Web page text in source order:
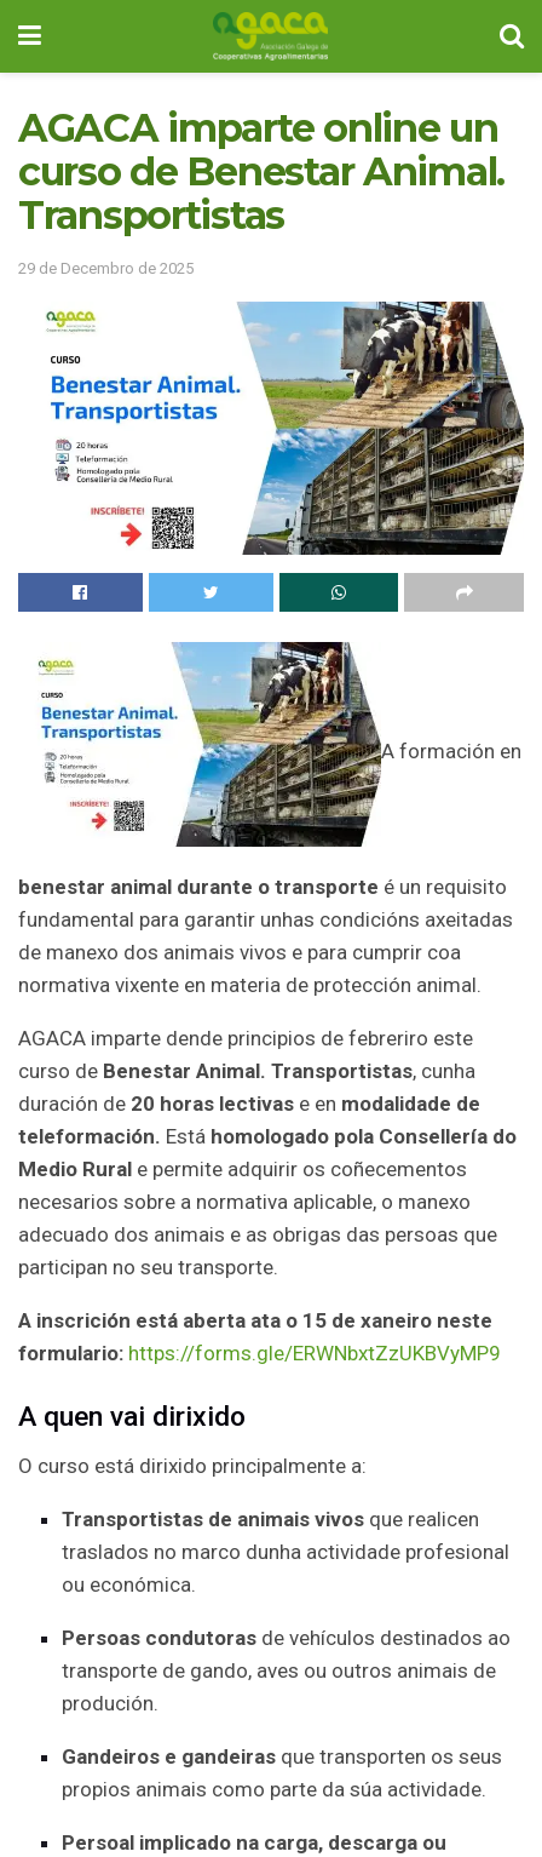
AGACA imparte online un
curso de Benestar Animal.
Transportistas
29 de Decembro de 2025
A formación en
benestar animal durante o transporte é un requisito
fundamental para garantir unhas condicións axeitadas
de manexo dos animais vivos e para cumprir coa
normativa vixente en materia de protección animal.
AGACA imparte dende principios de febreriro este
curso de Benestar Animal. Transportistas, cunha
duración de 20 horas lectivas e en modalidade de
teleformación. Está homologado pola Consellería do
Medio Rural e permite adquirir os coñecementos
necesarios sobre a normativa aplicable, o manexo
adecuado dos animais e as obrigas das persoas que
participan no seu transporte.
A inscrición está aberta ata o 15 de xaneiro neste
formulario: https://forms.gle/ERWNbxtZzUKBVyMP9
A quen vai dirixido
O curso está dirixido principalmente a:
Transportistas de animais vivos que realicen
traslados no marco dunha actividade profesional
ou económica.
Persoas condutoras de vehículos destinados ao
transporte de gando, aves ou outros animais de
produción.
Gandeiros e gandeiras que transporten os seus
propios animais como parte da súa actividade.
Persoal implicado na carga, descarga ou